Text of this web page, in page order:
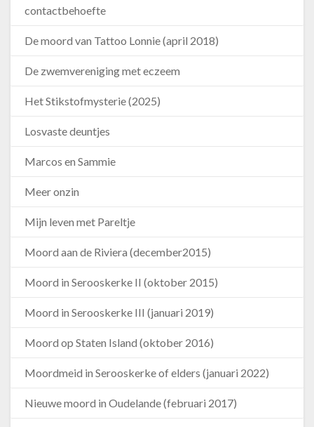
contactbehoefte
De moord van Tattoo Lonnie (april 2018)
De zwemvereniging met eczeem
Het Stikstofmysterie (2025)
Losvaste deuntjes
Marcos en Sammie
Meer onzin
Mijn leven met Pareltje
Moord aan de Riviera (december2015)
Moord in Serooskerke II (oktober 2015)
Moord in Serooskerke III (januari 2019)
Moord op Staten Island (oktober 2016)
Moordmeid in Serooskerke of elders (januari 2022)
Nieuwe moord in Oudelande (februari 2017)